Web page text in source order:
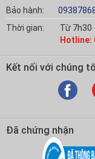
Bảo hành:
Thời gian:
Từ 7h30
Hotline:
Kết nối với chúng
Đã chứng nhận